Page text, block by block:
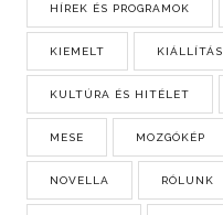
HÍREK ÉS PROGRAMOK
KIEMELT KIÁLLÍTÁS
KULTÚRA ÉS HITÉLET
MESE MOZGÓKÉP
NOVELLA RÓLUNK